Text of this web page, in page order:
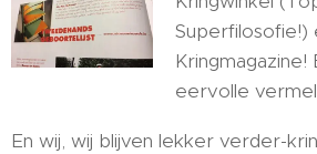
Superfilosofie!)
eervolle
En wij, wij blijven lekker verder-